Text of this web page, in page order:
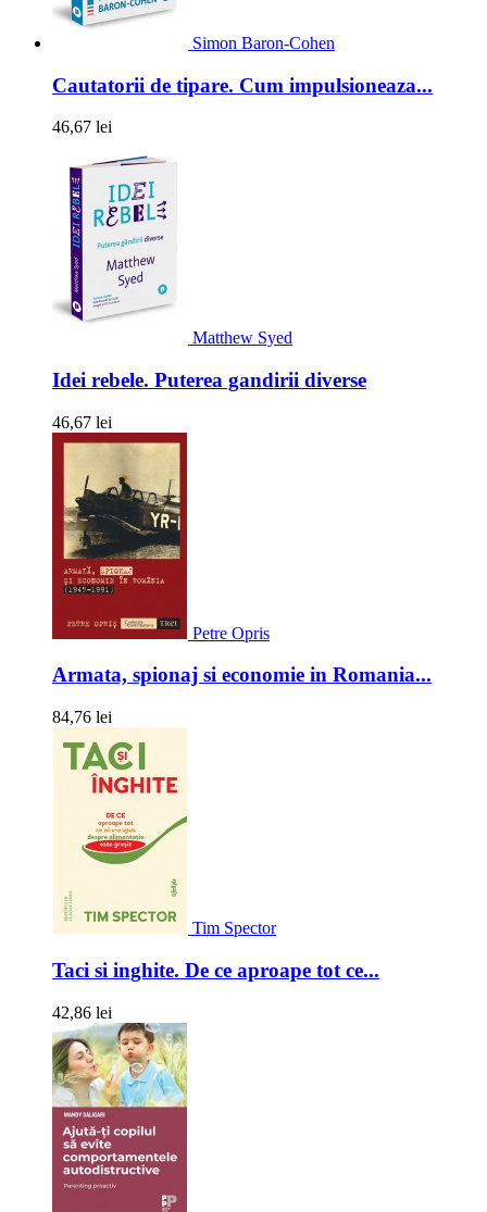
Simon Baron-Cohen
Cautatorii de tipare. Cum impulsioneaza...
46,67 lei
Matthew Syed
Idei rebele. Puterea gandirii diverse
46,67 lei
Petre Opris
Armata, spionaj si economie in Romania...
84,76 lei
Tim Spector
Taci si inghite. De ce aproape tot ce...
42,86 lei